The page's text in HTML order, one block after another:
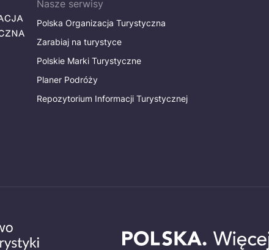
Nasze serwisy
Polska Organizacja Turystyczna
Zarabiaj na turystyce
Polskie Marki Turystyczne
Planer Podróży
Repozytorium Informacji Turystycznej